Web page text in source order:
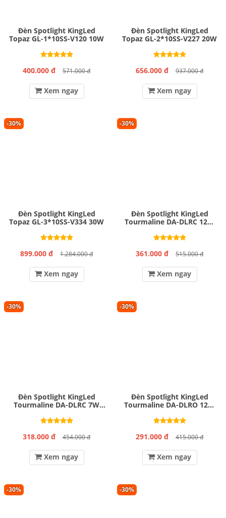
Đèn Spotlight KingLed
Topaz GL-1*10SS-V120 10W
400.000 đ 571.000 đ
Xem ngay
Đèn Spotlight KingLed
Topaz GL-2*10SS-V227 20W
656.000 đ 937.000 đ
Xem ngay
-30%
Đèn Spotlight KingLed
Topaz GL-3*10SS-V334 30W
899.000 đ 1.284.000 đ
Xem ngay
-30%
Đèn Spotlight KingLed
Tourmaline DA-DLRC 12W
361.000 đ 515.000 đ
Xem ngay
-30%
Đèn Spotlight KingLed
Tourmaline DA-DLRC 7W
318.000 đ 454.000 đ
Xem ngay
-30%
Đèn Spotlight KingLed
Tourmaline DA-DLRO 12W
291.000 đ 415.000 đ
Xem ngay
-30% -30%